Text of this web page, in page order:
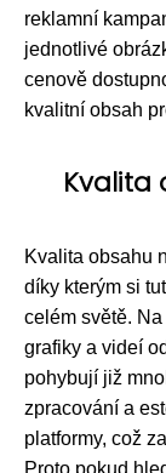
reklamní
jednotlivé
cenově
kvalitní obsah
Kvalita
Kvalita obsahu
díky kterým si
celém světě.
grafiky a videí
pohybují již
zpracování a
platformy, což
Proto pokud